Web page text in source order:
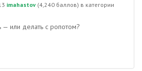
imahastov (4,240 баллов) в категории
или делать с ропотом?